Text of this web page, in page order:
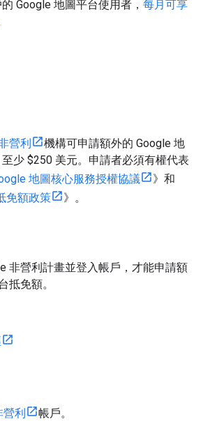
Google 地圖平台使用者， 每月可享
營利
機構可申請額外的 Google 地
少 $250 美元。申請者必須有權代表
地圖核心服務授權協議
》和
免額政策 》。
非營利計畫並登入帳戶，才能申請額
抵免額。
營利
帳戶。